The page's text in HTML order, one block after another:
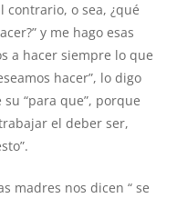
contrario, o sea, ¿qué
y me hago esas
a hacer siempre lo que
hacer”, lo digo
“para que”, porque
el deber ser,
madres nos dicen “ se